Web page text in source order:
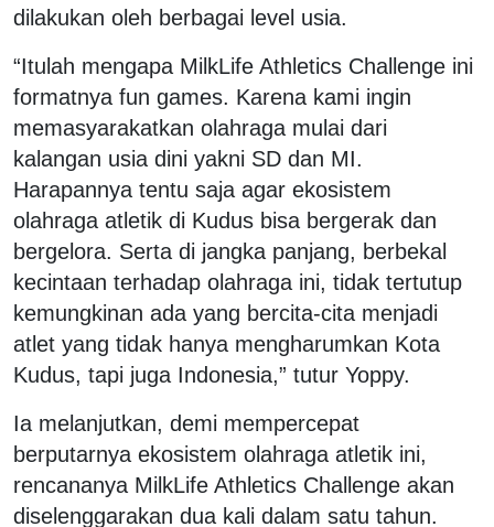
dilakukan oleh berbagai level usia.
“Itulah mengapa MilkLife Athletics Challenge ini
formatnya fun games. Karena kami ingin
memasyarakatkan olahraga mulai dari
kalangan usia dini yakni SD dan MI.
Harapannya tentu saja agar ekosistem
olahraga atletik di Kudus bisa bergerak dan
bergelora. Serta di jangka panjang, berbekal
kecintaan terhadap olahraga ini, tidak tertutup
kemungkinan ada yang bercita-cita menjadi
atlet yang tidak hanya mengharumkan Kota
Kudus, tapi juga Indonesia,” tutur Yoppy.
Ia melanjutkan, demi mempercepat
berputarnya ekosistem olahraga atletik ini,
rencananya MilkLife Athletics Challenge akan
diselenggarakan dua kali dalam satu tahun.